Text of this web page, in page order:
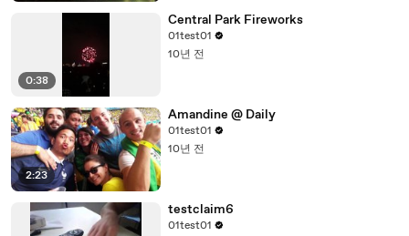
0:38
Central Park Fireworks
01test01
10년 전
2:23
Amandine @ Daily
01test01
10년 전
testclaim6
01test01